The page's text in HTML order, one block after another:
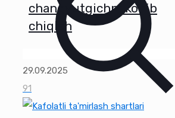
changyutgichni ko'rib
chiqish
29.09.2025
91